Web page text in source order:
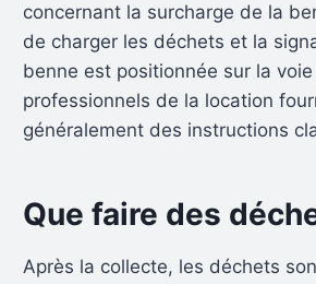
concernant la surcharge de la
de charger les déchets et la
benne est positionnée sur la
professionnels de la location
généralement des instructions
Que faire des
Après la collecte, les déchets